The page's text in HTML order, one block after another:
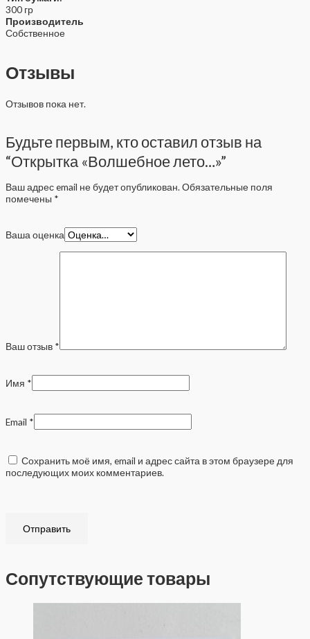
300 гр
Производитель
Собственное
Отзывы
Отзывов пока нет.
Будьте первым, кто оставил отзыв на
“Открытка «Волшебное лето…»”
Ваш адрес email не будет опубликован. Обязательные поля
помечены *
Ваша оценка
Ваш отзыв *
Имя *
Email *
Сохранить моё имя, email и адрес сайта в этом браузере для
последующих моих комментариев.
Сопутствующие товары